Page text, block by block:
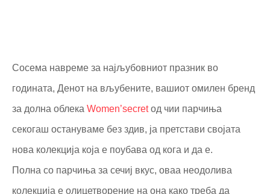
Сосема навреме за најљубовниот празник во
годината, Денот на вљубените, вашиот омилен бренд
за долна облека Women’secretод чии парчиња
секогаш остануваме без здив, ја претстави својата
нова колекција која е поубава од кога и да е.
Полна со парчиња за сечиј вкус, оваа неодолива
колекција е олицетворение на она како треба да